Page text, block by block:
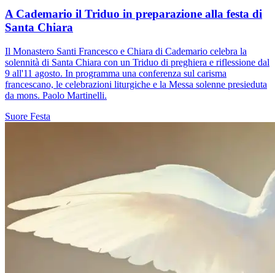
A Cademario il Triduo in preparazione alla festa di
Santa Chiara
Il Monastero Santi Francesco e Chiara di Cademario celebra la
solennità di Santa Chiara con un Triduo di preghiera e riflessione dal
9 all'11 agosto. In programma una conferenza sul carisma
francescano, le celebrazioni liturgiche e la Messa solenne presieduta
da mons. Paolo Martinelli.
Suore Festa